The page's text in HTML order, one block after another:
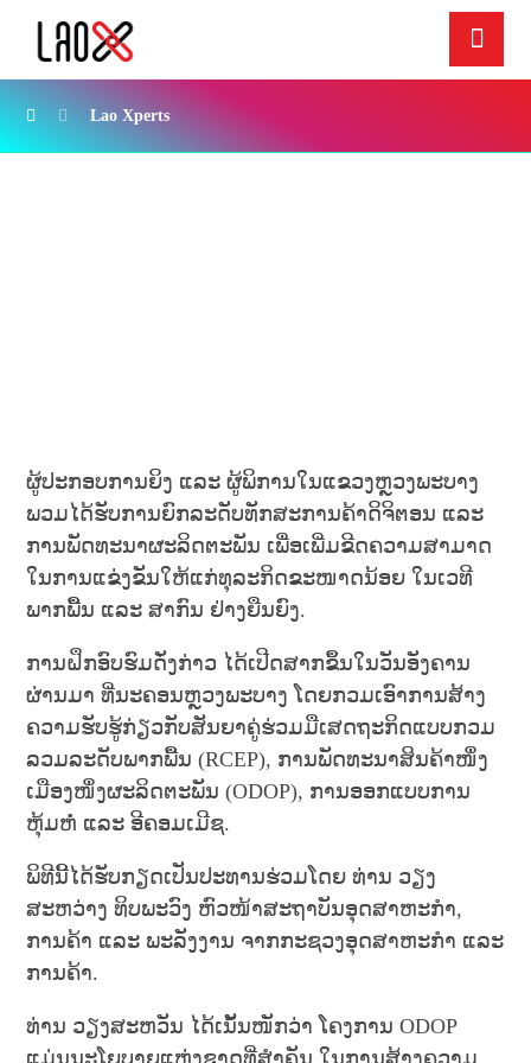
Lao Xperts
ຜູ້ປະກອບການຍິງ ແລະ ຜູ້ພິການໃນແຂວງຫຼວງພະບາງ
ພວມໄດ້ຮັບການຍົກລະດັບທັກສະການຄ້າດິຈິຕອນ ແລະ
ການພັດທະນາຜະລິດຕະພັນ ເພື່ອເພີ່ມຂີດຄວາມສາມາດ
ໃນການແຂ່ງຂັນໃຫ້ແກ່ທຸລະກິດຂະໜາດນ້ອຍ ໃນເວທີ
ພາກພື້ນ ແລະ ສາກົນ ຢ່າງຍືນຍົງ.
ການຝຶກອົບຮົມດັ່ງກ່າວ ໄດ້ເປີດສາກຂຶ້ນໃນວັນອັງຄານ
ຜ່ານມາ ທີ່ນະຄອນຫຼວງພະບາງ ໂດຍກວມເອົາການສ້າງ
ຄວາມຮັບຮູ້ກ່ຽວກັບສັນຍາຄູ່ຮ່ວມມືເສດຖະກິດແບບກວມ
ລວມລະດັບພາກພື້ນ (RCEP), ການພັດທະນາສິນຄ້າໜຶ່ງ
ເມືອງໜຶ່ງຜະລິດຕະພັນ (ODOP), ການອອກແບບການ
ຫຸ້ມຫໍ່ ແລະ ອີຄອມເມີຊ.
ພິທີນີ້ໄດ້ຮັບກຽດເປັນປະທານຮ່ວມໂດຍ ທ່ານ ວຽງ
ສະຫວ່າງ ທິບພະວົງ ຫົວໜ້າສະຖາບັນອຸດສາຫະກຳ, ການ
ຄ້າ ແລະ ພະລັງງານ ຈາກກະຊວງອຸດສາຫະກຳ ແລະ ການ
ຄ້າ.
ທ່ານ ວຽງສະຫວັນ ໄດ້ເນັ້ນໜັກວ່າ ໂຄງການ ODOP ແມ່ນ